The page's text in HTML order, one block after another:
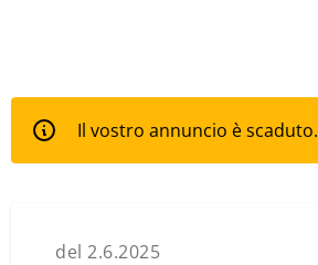
Il vostro annuncio è scaduto.
del 2.6.2025